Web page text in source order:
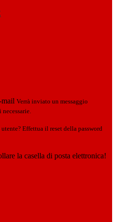
Verrà inviato un messaggio
Effettua il reset della password
la casella di posta elettronica!